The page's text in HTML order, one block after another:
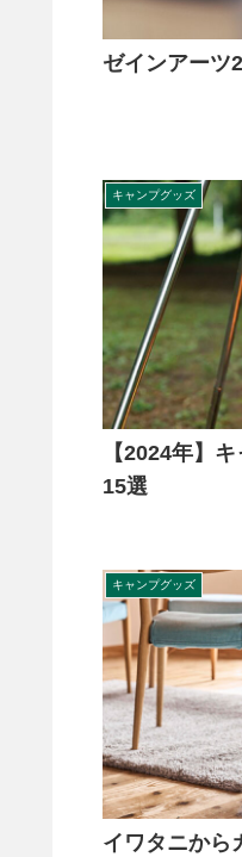
ゼインアーツ
キャンプグッズ
【2024年】
15選
キャンプグッズ
イワタニから